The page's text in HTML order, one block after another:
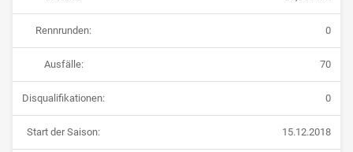
Rennrunden: 0
Ausfälle: 70
Disqualifikationen: 0
Start der Saison: 15.12.2018